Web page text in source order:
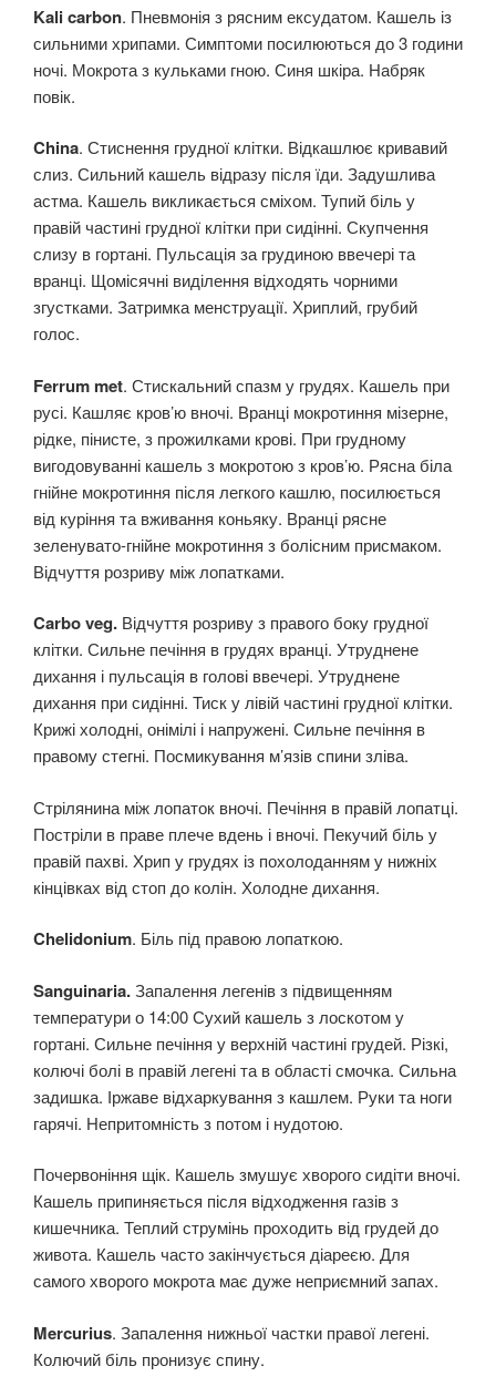
Kali carbon. Пневмонія з рясним ексудатом. Кашель із
сильними хрипами. Симптоми посилюються до 3 години
ночі. Мокрота з кульками гною. Синя шкіра. Набряк
повік.
China. Стиснення грудної клітки. Відкашлює кривавий
слиз. Сильний кашель відразу після їди. Задушлива
астма. Кашель викликається сміхом. Тупий біль у
правій частині грудної клітки при сидінні. Скупчення
слизу в гортані. Пульсація за грудиною ввечері та
вранці. Щомісячні виділення відходять чорними
згустками. Затримка менструації. Хриплий, грубий
голос.
Ferrum met. Стискальний спазм у грудях. Кашель при
русі. Кашляє кров’ю вночі. Вранці мокротиння мізерне,
рідке, пінисте, з прожилками крові. При грудному
вигодовуванні кашель з мокротою з кров’ю. Рясна біла
гнійне мокротиння після легкого кашлю, посилюється
від куріння та вживання коньяку. Вранці рясне
зеленувато-гнійне мокротиння з болісним присмаком.
Відчуття розриву між лопатками.
Carbo veg. Відчуття розриву з правого боку грудної
клітки. Сильне печіння в грудях вранці. Утруднене
дихання і пульсація в голові ввечері. Утруднене
дихання при сидінні. Тиск у лівій частині грудної клітки.
Крижі холодні, онімілі і напружені. Сильне печіння в
правому стегні. Посмикування м’язів спини зліва.
Стрілянина між лопаток вночі. Печіння в правій лопатці.
Постріли в праве плече вдень і вночі. Пекучий біль у
правій пахві. Хрип у грудях із похолоданням у нижніх
кінцівках від стоп до колін. Холодне дихання.
Chelidonium. Біль під правою лопаткою.
Sanguinaria.Запалення легенів з підвищенням
температури о 14:00 Сухий кашель з лоскотом у
гортані. Сильне печіння у верхній частині грудей. Різкі,
колючі болі в правій легені та в області смочка. Сильна
задишка. Іржаве відхаркування з кашлем. Руки та ноги
гарячі. Непритомність з потом і нудотою.
Почервоніння щік. Кашель змушує хворого сидіти вночі.
Кашель припиняється після відходження газів з
кишечника. Теплий струмінь проходить від грудей до
живота. Кашель часто закінчується діареєю. Для
самого хворого мокрота має дуже неприємний запах.
Mercurius. Запалення нижньої частки правої легені.
Колючий біль пронизує спину.